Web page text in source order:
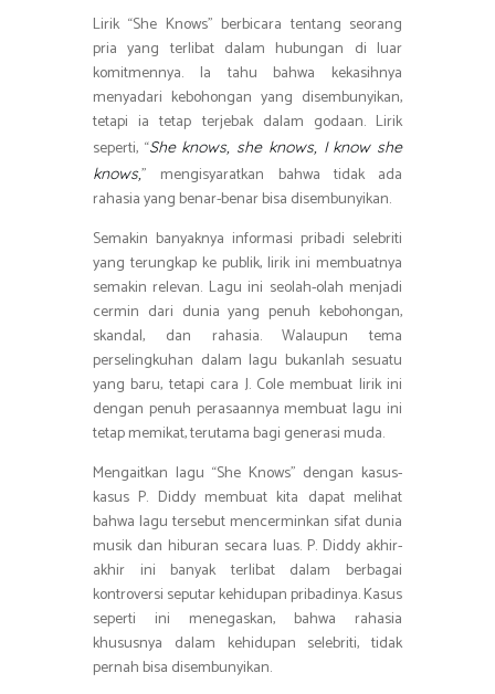
Lirik “She Knows” berbicara tentang seorang
pria yang terlibat dalam hubungan di luar
komitmennya. Ia tahu bahwa kekasihnya
menyadari kebohongan yang disembunyikan,
tetapi ia tetap terjebak dalam godaan. Lirik
seperti, “She knows, she knows, I know she
knows,” mengisyaratkan bahwa tidak ada
rahasia yang benar-benar bisa disembunyikan.
Semakin banyaknya informasi pribadi selebriti
yang terungkap ke publik, lirik ini membuatnya
semakin relevan. Lagu ini seolah-olah menjadi
cermin dari dunia yang penuh kebohongan,
skandal, dan rahasia. Walaupun tema
perselingkuhan dalam lagu bukanlah sesuatu
yang baru, tetapi cara J. Cole membuat lirik ini
dengan penuh perasaannya membuat lagu ini
tetap memikat, terutama bagi generasi muda.
Mengaitkan lagu “She Knows” dengan kasus-
kasus P. Diddy membuat kita dapat melihat
bahwa lagu tersebut mencerminkan sifat dunia
musik dan hiburan secara luas. P. Diddy akhir-
akhir ini banyak terlibat dalam berbagai
kontroversi seputar kehidupan pribadinya. Kasus
seperti ini menegaskan, bahwa rahasia
khususnya dalam kehidupan selebriti, tidak
pernah bisa disembunyikan.